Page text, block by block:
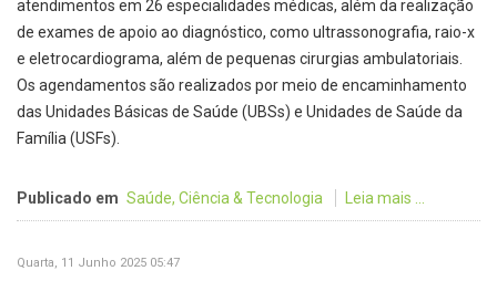
atendimentos em 26 especialidades médicas, além da realização
de exames de apoio ao diagnóstico, como ultrassonografia, raio-x
e eletrocardiograma, além de pequenas cirurgias ambulatoriais.
Os agendamentos são realizados por meio de encaminhamento
das Unidades Básicas de Saúde (UBSs) e Unidades de Saúde da
Família (USFs).
Publicado em Saúde, Ciência & Tecnologia Leia mais ...
Quarta, 11 Junho 2025 05:47